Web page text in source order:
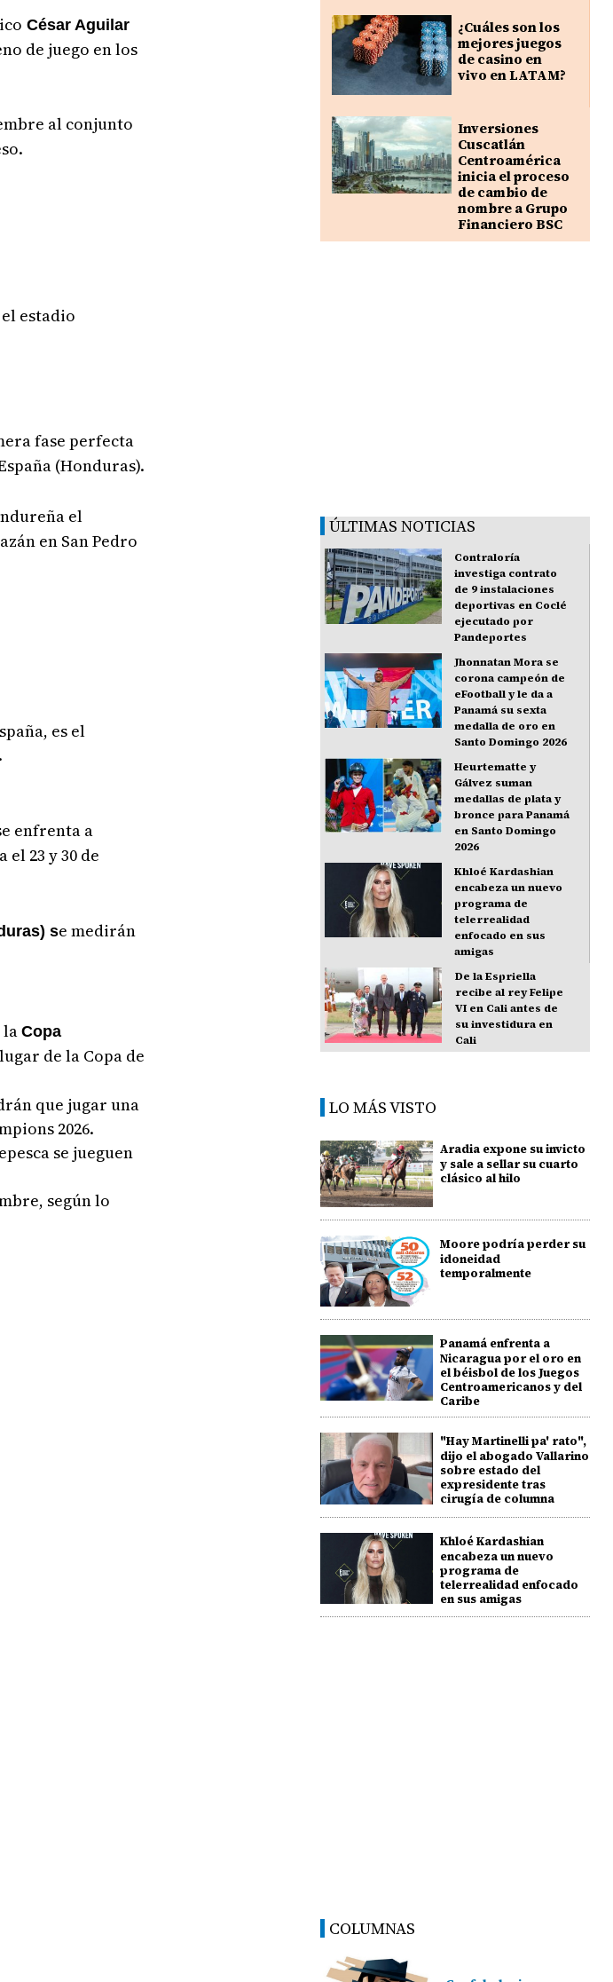
César Aguilar
de juego en los
al conjunto
estadio
fase perfecta
(Honduras).
el
en San Pedro
es el
enfrenta a
23 y 30 de
se medirán
la Copa
de la Copa de
que jugar una
2026.
se jueguen
según lo
¿Cuáles son los
mejores juegos
de casino en
vivo en LATAM?
Inversiones
Cuscatlán
Centroamérica
inicia el proceso
de cambio de
nombre a Grupo
Financiero BSC
ÚLTIMAS NOTICIAS
Contraloría
investiga contrato
de 9 instalaciones
deportivas en Coclé
ejecutado por
Pandeportes
Jhonnatan Mora se
corona campeón de
eFootball y le da a
Panamá su sexta
medalla de oro en
Santo Domingo 2026
Heurtematte y
Gálvez suman
medallas de plata y
bronce para Panamá
en Santo Domingo
2026
Khloé Kardashian
encabeza un nuevo
programa de
telerrealidad
enfocado en sus
amigas
De la Espriella
recibe al rey Felipe
VI en Cali antes de
su investidura en
Cali
LO MÁS VISTO
Aradia expone su invicto
y sale a sellar su cuarto
clásico al hilo
Moore podría perder su
idoneidad
temporalmente
Panamá enfrenta a
Nicaragua por el oro en
el béisbol de los Juegos
Centroamericanos y del
Caribe
"Hay Martinelli pa' rato",
dijo el abogado Vallarino
sobre estado del
expresidente tras
cirugía de columna
Khloé Kardashian
encabeza un nuevo
programa de
telerrealidad enfocado
en sus amigas
COLUMNAS